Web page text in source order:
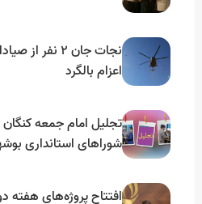
نجات جان ۲
اعزام بالگرد
تجلیل امام جمعه
شوراهای استانداری